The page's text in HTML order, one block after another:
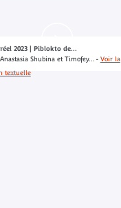
2023 | Piblokto de...
Shubina et Timofey... - Voir la
textuelle